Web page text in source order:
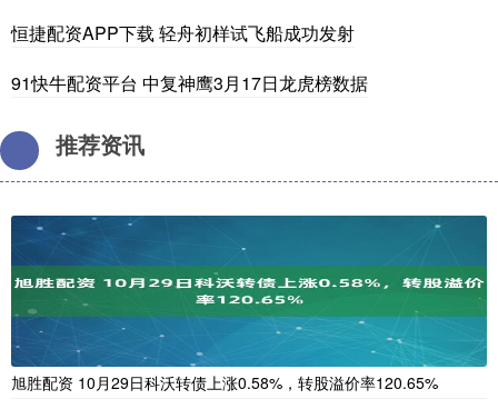
恒捷配资APP下载 轻舟初样试飞船成功发射
91快牛配资平台 中复神鹰3月17日龙虎榜数据
推荐资讯
旭胜配资 10月29日科沃转债上涨0.58%，转股溢价率120.65%